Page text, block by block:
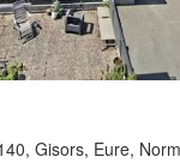
Gisors, Eure,